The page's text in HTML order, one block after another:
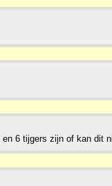
6 tijgers zijn of kan dit